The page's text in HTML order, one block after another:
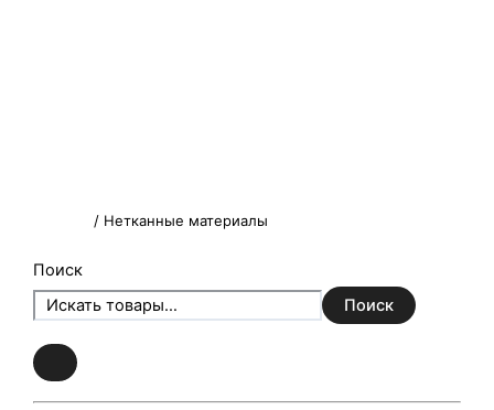
/ Нетканные материалы
Поиск
Поиск